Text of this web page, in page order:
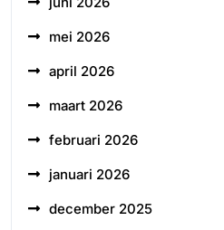
mei 2026
april 2026
maart 2026
februari 2026
januari 2026
december 2025